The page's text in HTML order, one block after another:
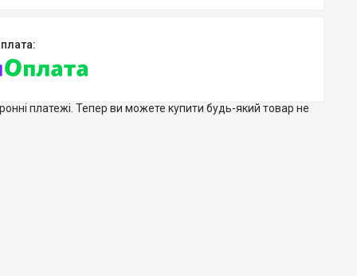
платежі. Тепер ви можете купити будь-який товар не